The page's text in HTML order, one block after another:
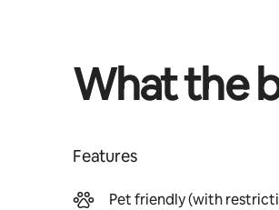
What the
Features
Pet friendly (with